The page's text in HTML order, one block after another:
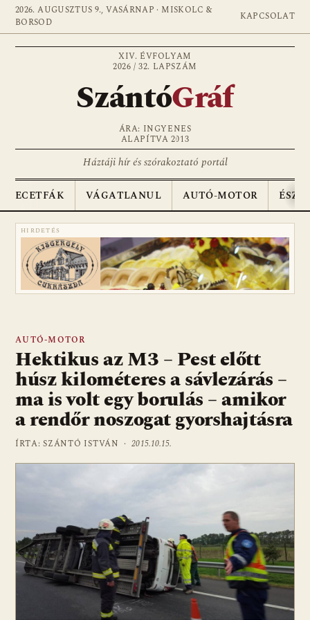
2026. AUGUSZTUS 9., VASÁRNAP · MISKOLC &
BORSOD
KAPCSOLAT
XIV. ÉVFOLYAM
2026 / 32. LAPSZÁM
SzántóGráf
ÁRA: INGYENES
ALAPÍTVA 2013
Háztáji hír és szórakoztató portál
ECETFÁK VÁGATLANUL AUTÓ-MOTOR
HIRDETÉS
AUTÓ-MOTOR
Hektikus az M3 – Pest előtt
húsz kilométeres a sávlezárás –
ma is volt egy borulás – amikor
a rendőr noszogat gyorshajtásra
ÍRTA: SZÁNTÓ ISTVÁN ·2015.10.15.